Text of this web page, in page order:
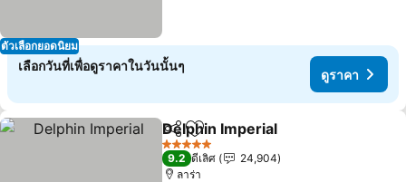
ตัวเลือกยอดนิยม
เลือกวันที่เพื่อดูราคาในวันนั้นๆ
ดูราคา
แชร์ เพิ่มในรายการโปรด
Delphin Imperial
5 ดาว
9.2 ดีเลิศ
24,904
ลาร่า